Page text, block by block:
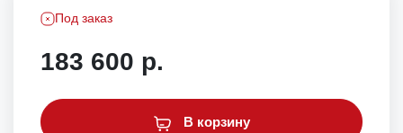
Под заказ
183 600 р.
В корзину